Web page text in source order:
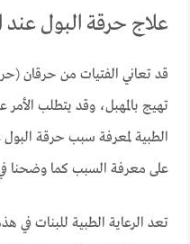
علاج حرقة البول عند
قد تعاني الفتيات من حرقان
تهيج بالمهبل، وقد يتطلب
الطبية لمعرفة سبب حرقة
على معرفة السبب كما وضحنا
تعد الرعاية الطبية للبنات في